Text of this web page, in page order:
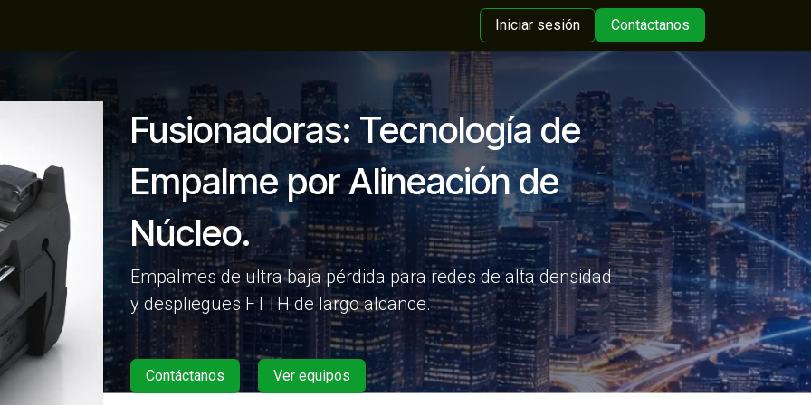
Iniciar sesión Contáctanos
Fusionadoras: Tecnología de
Empalme por Alineación de
Núcleo.
Empalmes de ultra baja pérdida para redes de alta densidad
y despliegues FTTH de largo alcance.
Contáctanos Ver equipos